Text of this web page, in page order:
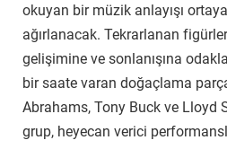
okuyan bir müzik anlayışı
ağırlanacak. Tekrarlanan
gelişimine ve sonlanışına
bir saate varan doğaçlama
Abrahams, Tony Buck ve Lloyd
grup, heyecan verici